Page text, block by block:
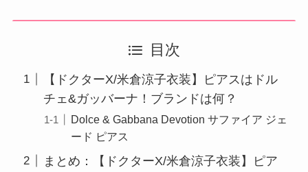
目次
【ドクターX/米倉涼子衣装】ピアスはドル
チェ&ガッバーナ！ブランドは何？
Dolce & Gabbana Devotion サファイア ジェ
ード ピアス
まとめ：【ドクターX/米倉涼子衣装】ピア